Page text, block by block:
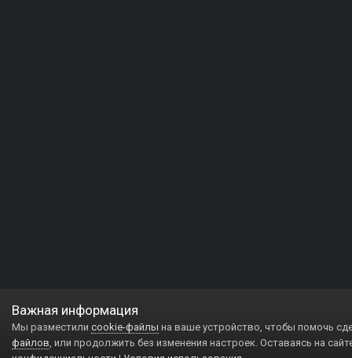
Важная информация
Мы разместили cookie-файлы на ваше устройство, чтобы помочь
файлов, или продолжить без изменения настроек. Оставаясь на